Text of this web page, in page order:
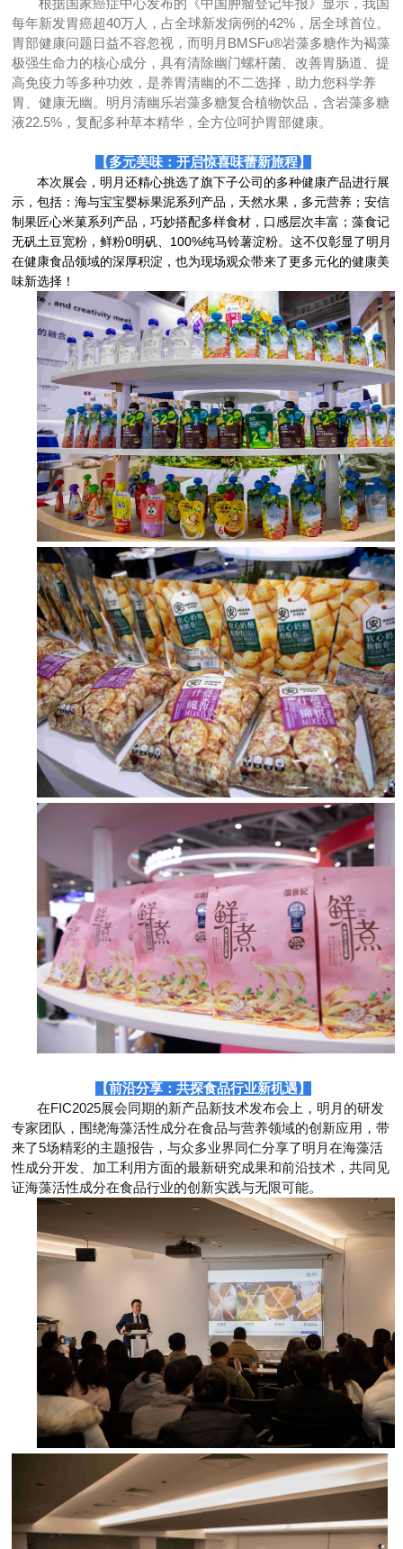
根据国家癌症中心发布的《中国肿瘤登记年报》显示，我国
每年新发胃癌超40万人，占全球新发病例的42%，居全球首位。
胃部健康问题日益不容忽视，而明月BMSFu®岩藻多糖作为褐藻
极强生命力的核心成分，具有清除幽门螺杆菌、改善胃肠道、提
高免疫力等多种功效，是养胃清幽的不二选择，助力您科学养
胃、健康无幽。明月清幽乐岩藻多糖复合植物饮品，含岩藻多糖
液22.5%，复配多种草本精华，全方位呵护胃部健康。
【多元美味：开启惊喜味蕾新旅程】
本次展会，明月还精心挑选了旗下子公司的多种健康产品进行展
示，包括：海与宝宝婴标果泥系列产品，天然水果，多元营养；安信
制果匠心米菓系列产品，巧妙搭配多样食材，口感层次丰富；藻食记
无矾土豆宽粉，鲜粉0明矾、100%纯马铃薯淀粉。这不仅彰显了明月
在健康食品领域的深厚积淀，也为现场观众带来了更多元化的健康美
味新选择！
【前沿分享：共探食品行业新机遇 】
在FIC2025展会同期的新产品新技术发布会上，明月的研发
专家团队，围绕海藻活性成分在食品与营养领域的创新应用，带
来了5场精彩的主题报告，与众多业界同仁分享了明月在海藻活
性成分开发、加工利用方面的最新研究成果和前沿技术，共同见
证海藻活性成分在食品行业的创新实践与无限可能。